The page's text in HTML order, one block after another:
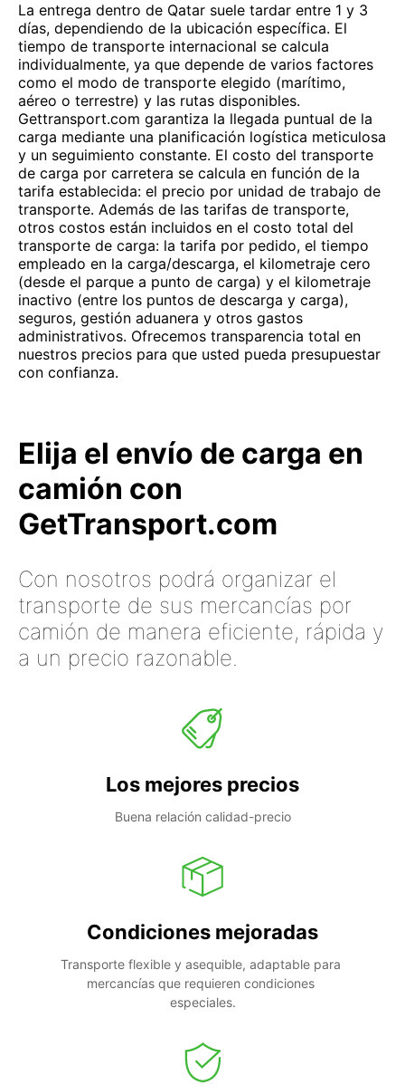
La entrega dentro de Qatar suele tardar entre 1 y 3
días, dependiendo de la ubicación específica. El
tiempo de transporte internacional se calcula
individualmente, ya que depende de varios factores
como el modo de transporte elegido (marítimo,
aéreo o terrestre) y las rutas disponibles.
Gettransport.com garantiza la llegada puntual de la
carga mediante una planificación logística meticulosa
y un seguimiento constante. El costo del transporte
de carga por carretera se calcula en función de la
tarifa establecida: el precio por unidad de trabajo de
transporte. Además de las tarifas de transporte,
otros costos están incluidos en el costo total del
transporte de carga: la tarifa por pedido, el tiempo
empleado en la carga/descarga, el kilometraje cero
(desde el parque a punto de carga) y el kilometraje
inactivo (entre los puntos de descarga y carga),
seguros, gestión aduanera y otros gastos
administrativos. Ofrecemos transparencia total en
nuestros precios para que usted pueda presupuestar
con confianza.
Elija el envío de carga en
camión con
GetTransport.com
Con nosotros podrá organizar el
transporte de sus mercancías por
camión de manera eficiente, rápida y
a un precio razonable.
Los mejores precios
Buena relación calidad-precio
Condiciones mejoradas
Transporte flexible y asequible, adaptable para
mercancías que requieren condiciones
especiales.